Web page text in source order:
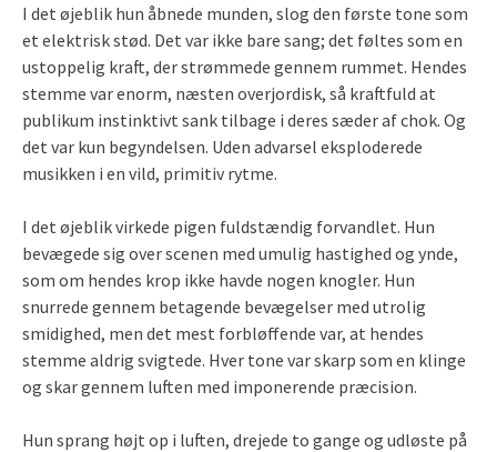
I det øjeblik hun åbnede munden, slog den første tone som
et elektrisk stød. Det var ikke bare sang; det føltes som en
ustoppelig kraft, der strømmede gennem rummet. Hendes
stemme var enorm, næsten overjordisk, så kraftfuld at
publikum instinktivt sank tilbage i deres sæder af chok. Og
det var kun begyndelsen. Uden advarsel eksploderede
musikken i en vild, primitiv rytme.
I det øjeblik virkede pigen fuldstændig forvandlet. Hun
bevægede sig over scenen med umulig hastighed og ynde,
som om hendes krop ikke havde nogen knogler. Hun
snurrede gennem betagende bevægelser med utrolig
smidighed, men det mest forbløffende var, at hendes
stemme aldrig svigtede. Hver tone var skarp som en klinge
og skar gennem luften med imponerende præcision.
Hun sprang højt op i luften, drejede to gange og udløste på